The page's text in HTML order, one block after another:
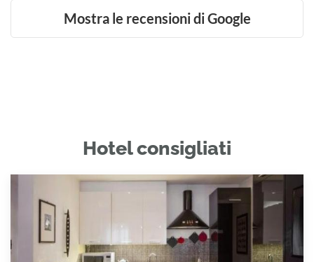
Mostra le recensioni di Google
Hotel consigliati